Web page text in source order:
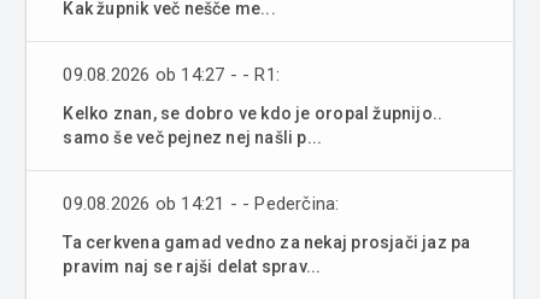
Kak župnik več nešče me...
09.08.2026 ob 14:27 - - R1:
Kelko znan, se dobro ve kdo je oropal župnijo..
samo še več pejnez nej našli p...
09.08.2026 ob 14:21 - - Pederčina:
Ta cerkvena gamad vedno za nekaj prosjači jaz pa
pravim naj se rajši delat sprav...